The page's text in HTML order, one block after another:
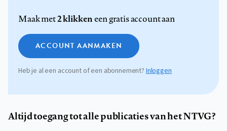
Maak met2 klikkeneen gratis account aan
ACCOUNT AANMAKEN
Heb je al een account of een abonnement?Inloggen
Altijd toegang tot alle publicaties van het NTVG?